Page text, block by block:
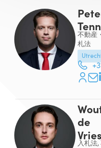
不動産
札法
de
Vries
入札法